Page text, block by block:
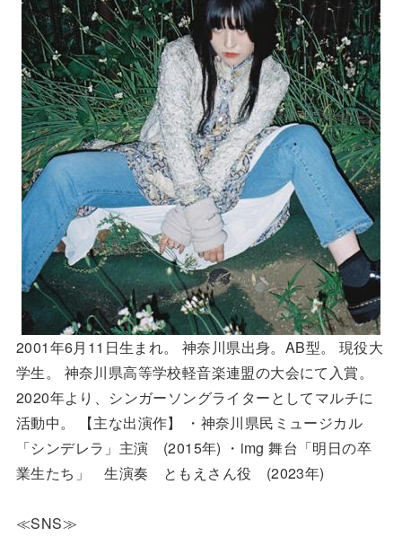
2001年6月11日生まれ。 神奈川県出身。AB型。 現役大
学生。 神奈川県高等学校軽音楽連盟の大会にて入賞。
2020年より、シンガーソングライターとしてマルチに
活動中。 【主な出演作】 ・神奈川県民ミュージカル
「シンデレラ」主演 (2015年) ・img 舞台「明日の卒
業生たち」 生演奏 ともえさん役 (2023年)
≪SNS≫